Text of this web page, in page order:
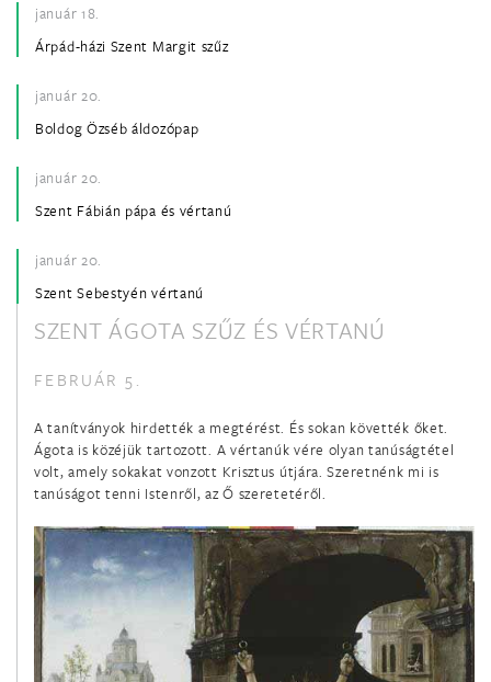
január 18.
Árpád-házi Szent Margit szűz
január 20.
Boldog Özséb áldozópap
január 20.
Szent Fábián pápa és vértanú
január 20.
Szent Sebestyén vértanú
január 21.
Szent Ágnes szűz és vértanú
január 22.
Boldog Batthyány-Strattmann László hitvalló
január 22.
Szent Vince diakónus és vértanú
január 24.
Szalézi Szent Ferenc püspök és egyháztanító
január 25.
SZENT ÁGOTA SZŰZ ÉS VÉRTANÚ
FEBRUÁR 5.
A tanítványok hirdették a megtérést. És sokan követték őket.
Ágota is közéjük tartozott. A vértanúk vére olyan tanúságtétel
volt, amely sokakat vonzott Krisztus útjára. Szeretnénk mi is
tanúságot tenni Istenről, az Ő szeretetéről.